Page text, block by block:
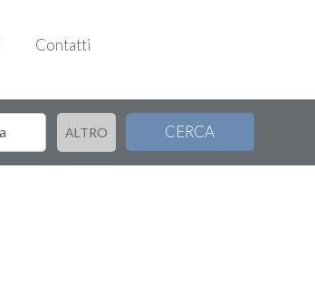
Contatti
ALTRO CERCA